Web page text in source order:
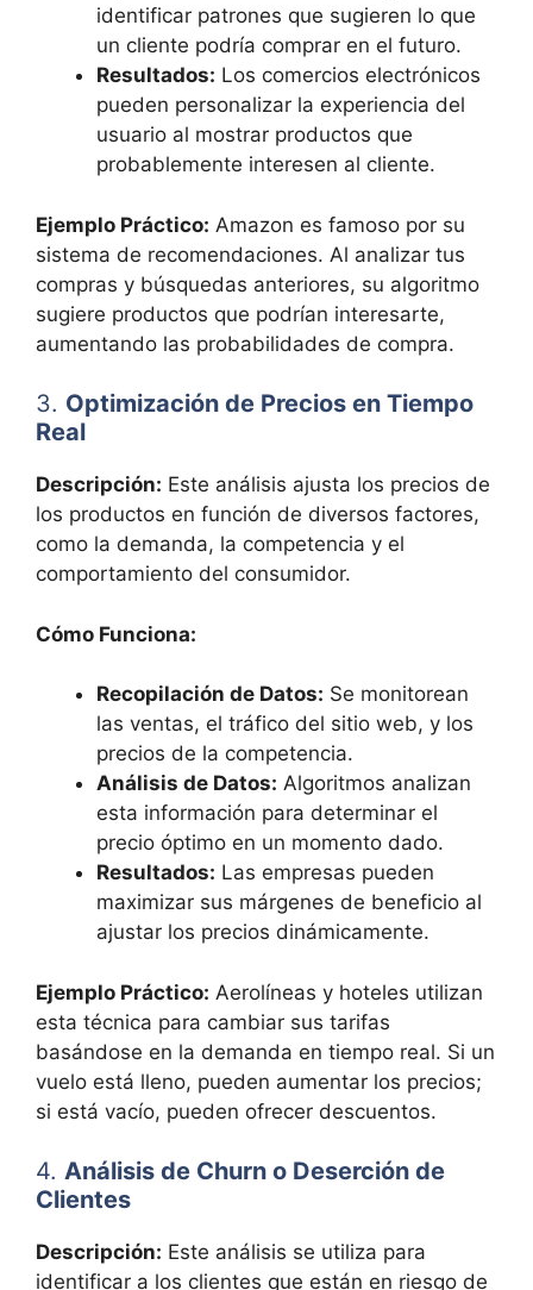
identificar patrones que sugieren lo que
un cliente podría comprar en el futuro.
Resultados: Los comercios electrónicos
pueden personalizar la experiencia del
usuario al mostrar productos que
probablemente interesen al cliente.
Ejemplo Práctico: Amazon es famoso por su
sistema de recomendaciones. Al analizar tus
compras y búsquedas anteriores, su algoritmo
sugiere productos que podrían interesarte,
aumentando las probabilidades de compra.
3. Optimización de Precios en Tiempo
Real
Descripción: Este análisis ajusta los precios de
los productos en función de diversos factores,
como la demanda, la competencia y el
comportamiento del consumidor.
Cómo Funciona:
Recopilación de Datos: Se monitorean
las ventas, el tráfico del sitio web, y los
precios de la competencia.
Análisis de Datos: Algoritmos analizan
esta información para determinar el
precio óptimo en un momento dado.
Resultados: Las empresas pueden
maximizar sus márgenes de beneficio al
ajustar los precios dinámicamente.
Ejemplo Práctico: Aerolíneas y hoteles utilizan
esta técnica para cambiar sus tarifas
basándose en la demanda en tiempo real. Si un
vuelo está lleno, pueden aumentar los precios;
si está vacío, pueden ofrecer descuentos.
4. Análisis de Churn o Deserción de
Clientes
Descripción: Este análisis se utiliza para
identificar a los clientes que están en riesgo de